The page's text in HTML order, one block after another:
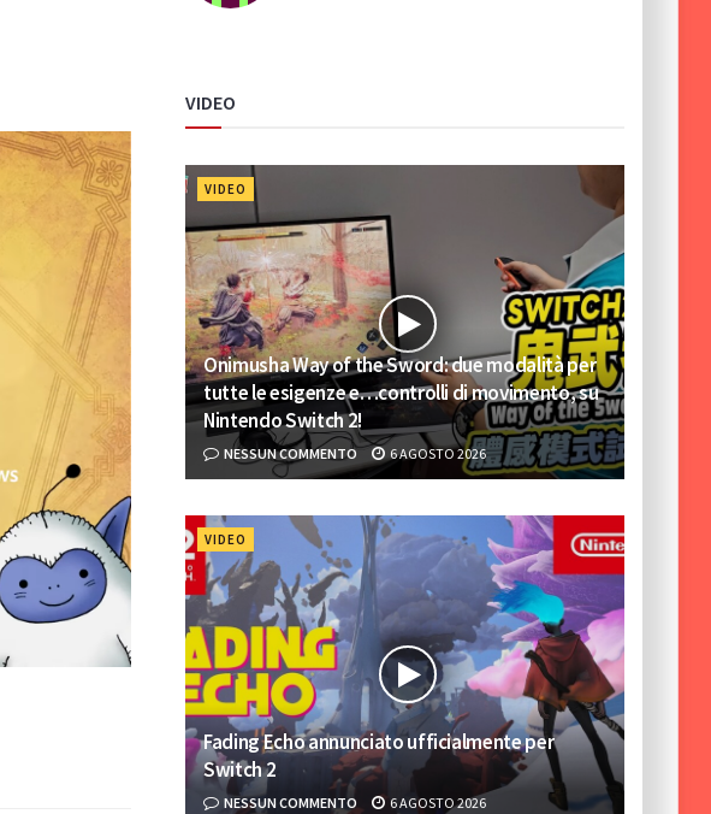
VIDEO
VIDEO
Onimusha Way of the Sword: due modalità per
tutte le esigenze e…controlli di movimento, su
Nintendo Switch 2!
NESSUN COMMENTO 6 AGOSTO 2026
VIDEO
Fading Echo annunciato ufficialmente per
Switch 2
NESSUN COMMENTO 6 AGOSTO 2026